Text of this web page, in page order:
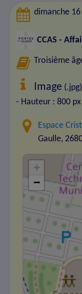
dimanche
CCAS -
Troisième
Image
- Hauteur : 800 px
Espace
Gaulle,
+
−